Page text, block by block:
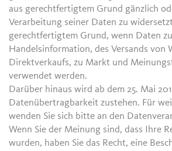
aus gerechtfertigtem Grund gänzlich
Verarbeitung seiner Daten zu
gerechtfertigtem Grund, wenn Daten
Handelsinformation, des Versands von
Direktverkaufs, zu Markt und
verwendet werden.
Darüber hinaus wird ab dem 25. Mai
Datenübertragbarkeit zustehen. Für
wenden Sie sich bitte an den
Wenn Sie der Meinung sind, dass Ihre
wurden, haben Sie das Recht, eine